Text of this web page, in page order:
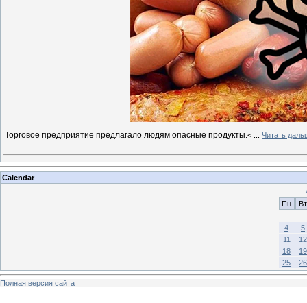
Торговое предприятие предлагало людям опасные продукты.< Читать
Calendar
Пн
Вт
4
5
11
12
18
19
25
26
Полная версия сайта